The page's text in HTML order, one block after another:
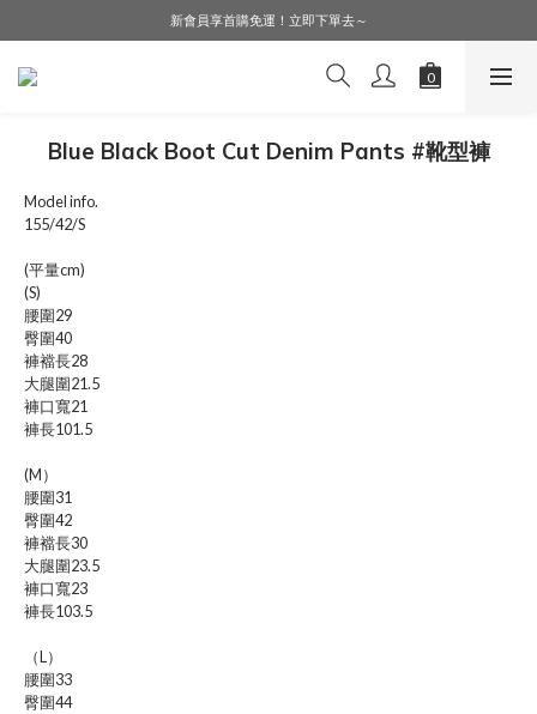
LINE好友募集中，加入就送購物金$50！
新會員享首購免運！立即下單去～
會員購物享會員價，點擊登入查詢會員折扣！
Blue Black Boot Cut Denim Pants #靴型褲
Model info.
155/42/S
(平量cm)
(S)
腰圍29
臀圍40
褲襠長28
大腿圍21.5
褲口寬21
褲長101.5
(M）
腰圍31
臀圍42
褲襠長30
大腿圍23.5
褲口寬23
褲長103.5
（L）
腰圍33
臀圍44